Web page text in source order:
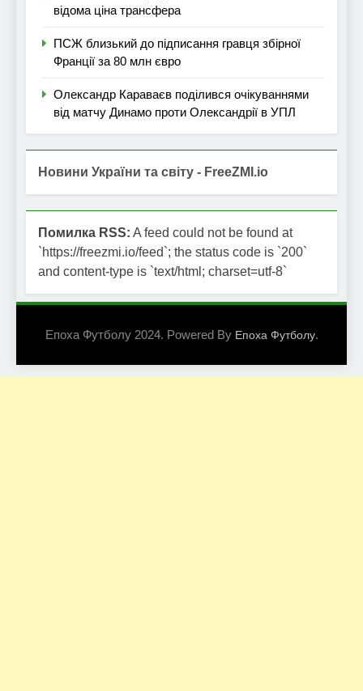
відома ціна трансфера
ПСЖ близький до підписання гравця збірної
Франції за 80 млн євро
Олександр Караваєв поділився очікуваннями
від матчу Динамо проти Олександрії в УПЛ
Новини України та світу - FreeZMI.io
Помилка RSS: A feed could not be found at
`https://freezmi.io/feed`; the status code is `200`
and content-type is `text/html; charset=utf-8`
Епоха Футболу 2024. Powered By Епоха Футболу.